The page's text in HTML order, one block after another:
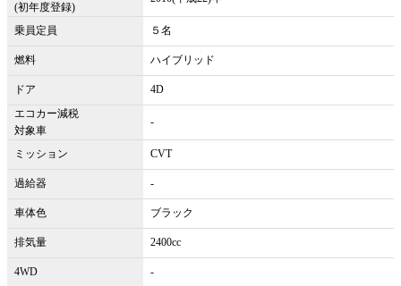
(初年度登録)
乗員定員 ５名
燃料 ハイブリッド
ドア
4D
エコカー減税
対象車
-
ミッション CVT
過給器 -
車体色 ブラック
排気量 2400cc
4WD -